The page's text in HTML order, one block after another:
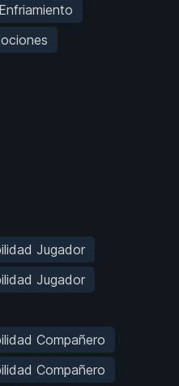
Jugador
Jugador
Compañero
Compañero